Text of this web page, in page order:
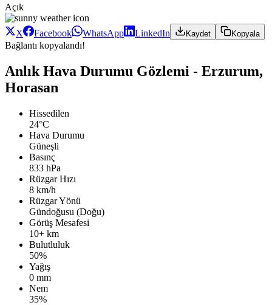
Açık
X Facebook WhatsApp LinkedIn Kaydet Kopyala
Bağlantı kopyalandı!
Anlık Hava Durumu Gözlemi - Erzurum,
Horasan
Hissedilen
24°C
Hava Durumu
Güneşli
Basınç
833 hPa
Rüzgar Hızı
8 km/h
Rüzgar Yönü
Gündoğusu (Doğu)
Görüş Mesafesi
10+ km
Bulutluluk
50%
Yağış
0 mm
Nem
35%